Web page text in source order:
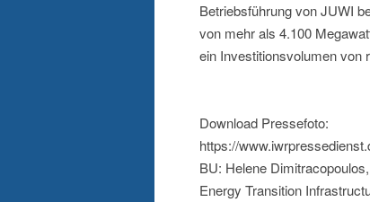
Betriebsführung von JUWI
von mehr als 4.100
ein Investitionsvolumen von
Download Pressefoto:
https://
BU: Helene
Energy Transition